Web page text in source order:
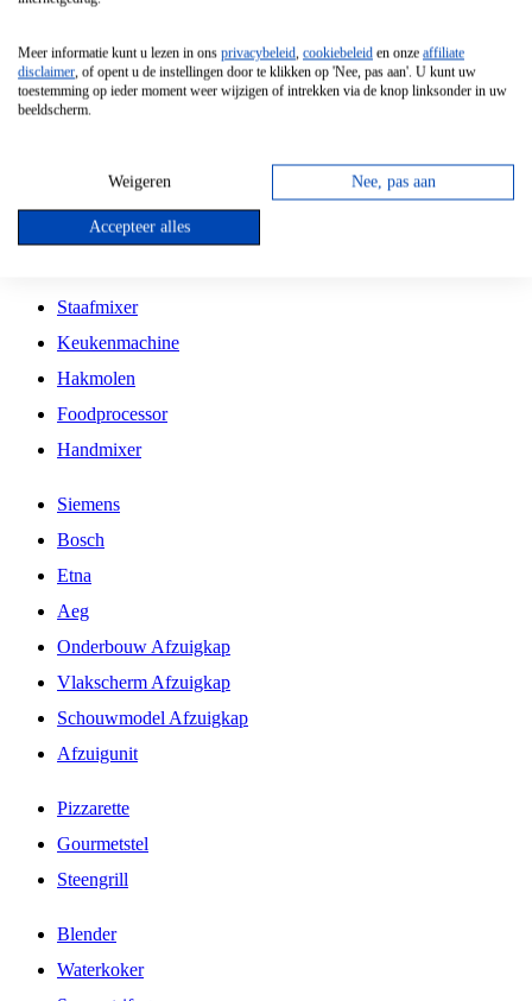
Vrijstaande Magnetron
Vrijstaande Kookplaat
Inbouw Gaskookplaat
Inbouw Keramische Kookplaat
Kookplaat Accessoires
Staafmixer
Keukenmachine
Hakmolen
Foodprocessor
Handmixer
Siemens
Bosch
Etna
Aeg
Onderbouw Afzuigkap
Vlakscherm Afzuigkap
Schouwmodel Afzuigkap
Afzuigunit
Pizzarette
Gourmetstel
Steengrill
Blender
Waterkoker
Meer informatie kunt u lezen in ons privacybeleid, cookiebeleid en onze affiliate
disclaimer, of opent u de instellingen door te klikken op 'Nee, pas aan'. U kunt uw
toestemming op ieder moment weer wijzigen of intrekken via de knop linksonder in uw
beeldscherm.
Weigeren Nee, pas aan
Accepteer alles